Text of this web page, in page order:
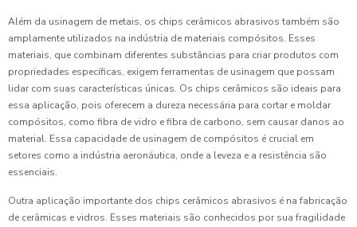
Além da usinagem de metais, os chips cerâmicos abrasivos também são
amplamente utilizados na indústria de materiais compósitos. Esses
materiais, que combinam diferentes substâncias para criar produtos com
propriedades específicas, exigem ferramentas de usinagem que possam
lidar com suas características únicas. Os chips cerâmicos são ideais para
essa aplicação, pois oferecem a dureza necessária para cortar e moldar
compósitos, como fibra de vidro e fibra de carbono, sem causar danos ao
material. Essa capacidade de usinagem de compósitos é crucial em
setores como a indústria aeronáutica, onde a leveza e a resistência são
essenciais.
Outra aplicação importante dos chips cerâmicos abrasivos é na fabricação
de cerâmicas e vidros. Esses materiais são conhecidos por sua fragilidade